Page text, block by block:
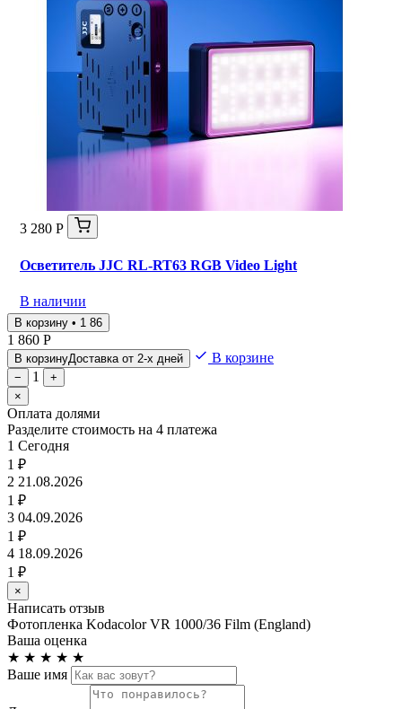
3 280 Р
Осветитель JJC RL-RT63 RGB Video Light
В наличии
В корзину • 1 86
1 860 Р
В корзинуДоставка от 2-х дней В корзине
− 1
+
×
Оплата долями
Разделите стоимость на 4 платежа
1 Сегодня
1 ₽
2 21.08.2026
1 ₽
3 04.09.2026
1 ₽
4 18.09.2026
1 ₽
×
Написать отзыв
Фотопленка Kodacolor VR 1000/36 Film (England)
Ваша оценка
★ ★ ★ ★ ★
Ваше имя